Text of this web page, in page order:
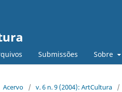
Submissões Sobre
Acervo / v. 6 n. 9 (2004): ArtCultura /